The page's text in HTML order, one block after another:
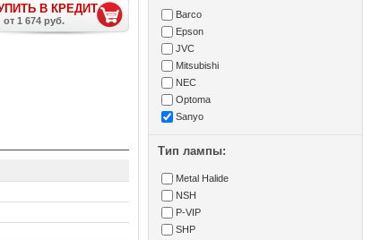
В КРЕДИТ
от 1 674 руб.
Barco
Epson
JVC
Mitsubishi
NEC
Optoma
Sanyo
Тип лампы:
Metal Halide
NSH
P-VIP
SHP